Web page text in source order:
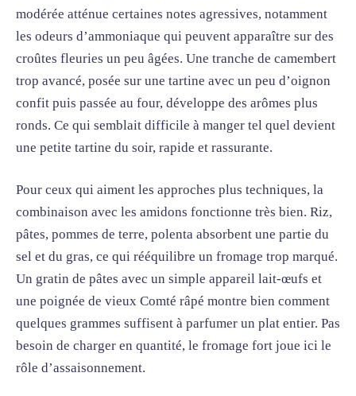
modérée atténue certaines notes agressives, notamment
les odeurs d’ammoniaque qui peuvent apparaître sur des
croûtes fleuries un peu âgées. Une tranche de camembert
trop avancé, posée sur une tartine avec un peu d’oignon
confit puis passée au four, développe des arômes plus
ronds. Ce qui semblait difficile à manger tel quel devient
une petite tartine du soir, rapide et rassurante.
Pour ceux qui aiment les approches plus techniques, la
combinaison avec les amidons fonctionne très bien. Riz,
pâtes, pommes de terre, polenta absorbent une partie du
sel et du gras, ce qui rééquilibre un fromage trop marqué.
Un gratin de pâtes avec un simple appareil lait-œufs et
une poignée de vieux Comté râpé montre bien comment
quelques grammes suffisent à parfumer un plat entier. Pas
besoin de charger en quantité, le fromage fort joue ici le
rôle d’assaisonnement.